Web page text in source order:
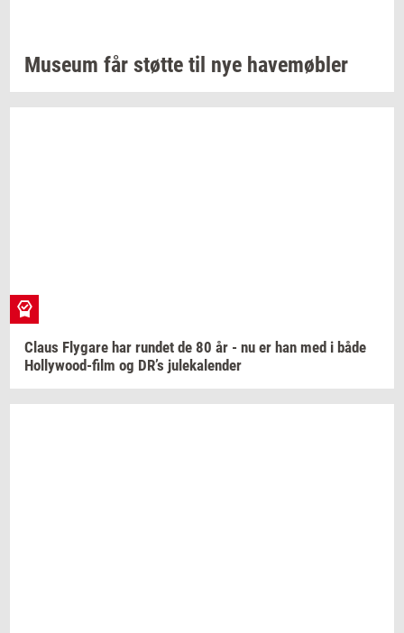
Mu­se­um får støt­te til nye ha­ve­møb­ler
Claus Fly­ga­re har run­det de 80 år - nu er han med i både
Hollywood-​film og DR’s ju­le­ka­len­der